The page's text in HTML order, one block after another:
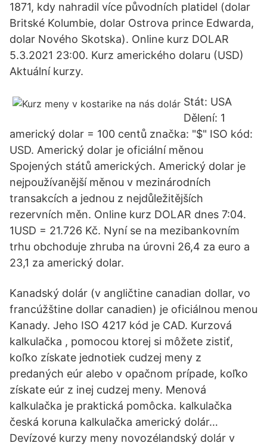
1871, kdy nahradil více původních platidel (dolar
Britské Kolumbie, dolar Ostrova prince Edwarda,
dolar Nového Skotska). Online kurz DOLAR
5.3.2021 23:00. Kurz amerického dolaru (USD)
Aktuální kurzy.
Stát: USA
Dělení: 1
americký dolar = 100 centů značka: "$" ISO kód:
USD. Americký dolar je oficiální měnou
Spojených států amerických. Americký dolar je
nejpoužívanější měnou v mezinárodních
transakcích a jednou z nejdůležitějších
rezervních měn. Online kurz DOLAR dnes 7:04.
1USD = 21.726 Kč. Nyní se na mezibankovním
trhu obchoduje zhruba na úrovni 26,4 za euro a
23,1 za americký dolar.
Kanadský dolár (v angličtine canadian dollar, vo
francúžštine dollar canadien) je oficiálnou menou
Kanady. Jeho ISO 4217 kód je CAD. Kurzová
kalkulačka , pomocou ktorej si môžete zistiť,
koľko získate jednotiek cudzej meny z
predaných eúr alebo v opačnom prípade, koľko
získate eúr z inej cudzej meny. Menová
kalkulačka je praktická pomôcka. kalkulačka
česká koruna kalkulačka americký dolár…
Devízové kurzy meny novozélandský dolár v